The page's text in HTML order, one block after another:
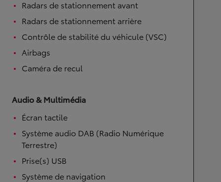
Radars de stationnement avant
Radars de stationnement arrière
Contrôle de stabilité du véhicule (VSC)
Airbags
Caméra de recul
Audio & Multimédia
Écran tactile
Système audio DAB (Radio Numérique
Terrestre)
Prise(s) USB
Système de navigation